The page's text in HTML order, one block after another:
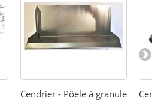
Cendrier - Pôele à granule